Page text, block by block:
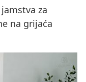
za
na grijaća